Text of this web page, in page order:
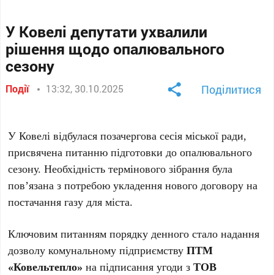
У Ковелі депутати ухвалили
рішення щодо опалювального
сезону
Події 13:32, 30.10.2025 Поділитися
У Ковелі відбулася позачергова сесія міської ради,
присвячена питанню підготовки до опалювального
сезону. Необхідність термінового зібрання була
пов’язана з потребою укладення нового договору на
постачання газу для міста.
Ключовим питанням порядку денного стало надання
дозволу комунальному підприємствуПТМ
«Ковельтепло» на підписання угоди зТОВ